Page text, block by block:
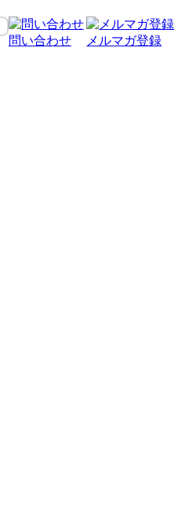
問い合わせ メルマガ登録